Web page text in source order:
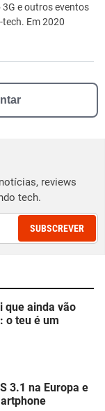
e outros eventos
Em 2020
reviews
tech.
SUBSCREVER
que ainda vão
o teu é um
3.1 na Europa e